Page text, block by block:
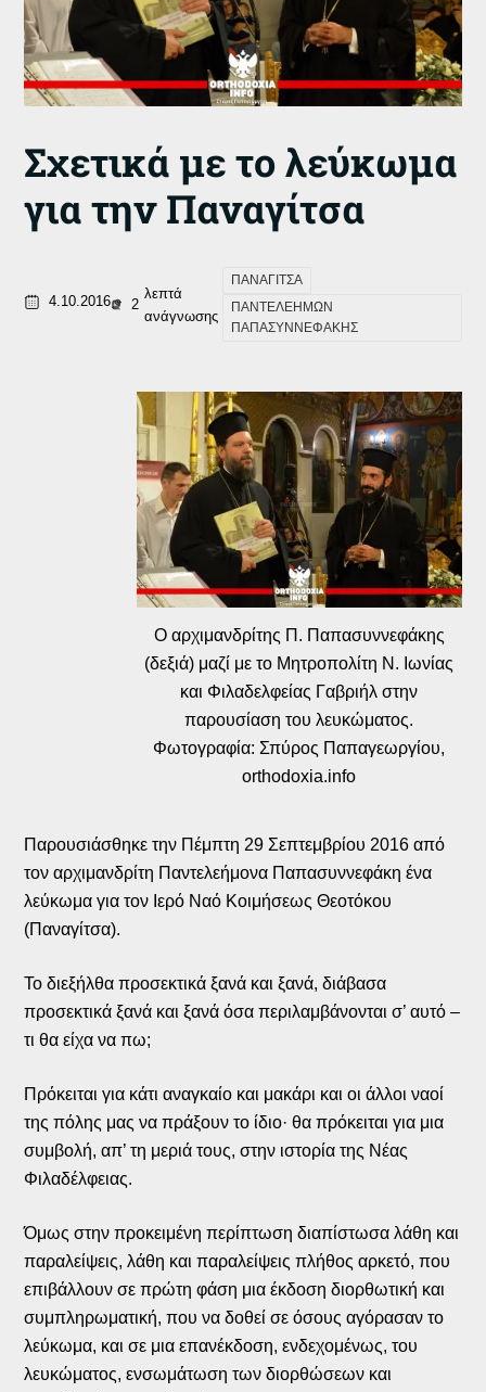
Σχετικά με το λεύκωμα
για την Παναγίτσα
4.10.2016 2
λεπτά
ανάγνωσης
ΠΑΝΑΓΙΤΣΑ
ΠΑΝΤΕΛΕΗΜΩΝ
ΠΑΠΑΣΥΝΝΕΦΑΚΗΣ
Ο αρχιμανδρίτης Π. Παπασυννεφάκης
(δεξιά) μαζί με το Μητροπολίτη Ν. Ιωνίας
και Φιλαδελφείας Γαβριήλ στην
παρουσίαση του λευκώματος.
Φωτογραφία: Σπύρος Παπαγεωργίου,
orthodoxia.info
Παρουσιάσθηκε την Πέμπτη 29 Σεπτεμβρίου 2016 από
τον αρχιμανδρίτη Παντελεήμονα Παπασυννεφάκη ένα
λεύκωμα για τον Ιερό Ναό Κοιμήσεως Θεοτόκου
(Παναγίτσα).
Το διεξήλθα προσεκτικά ξανά και ξανά, διάβασα
προσεκτικά ξανά και ξανά όσα περιλαμβάνονται σ’ αυτό –
τι θα είχα να πω;
Πρόκειται για κάτι αναγκαίο και μακάρι και οι άλλοι ναοί
της πόλης μας να πράξουν το ίδιο· θα πρόκειται για μια
συμβολή, απ’ τη μεριά τους, στην ιστορία της Νέας
Φιλαδέλφειας.
Όμως στην προκειμένη περίπτωση διαπίστωσα λάθη και
παραλείψεις, λάθη και παραλείψεις πλήθος αρκετό, που
επιβάλλουν σε πρώτη φάση μια έκδοση διορθωτική και
συμπληρωματική, που να δοθεί σε όσους αγόρασαν το
λεύκωμα, και σε μια επανέκδοση, ενδεχομένως, του
λευκώματος, ενσωμάτωση των διορθώσεων και